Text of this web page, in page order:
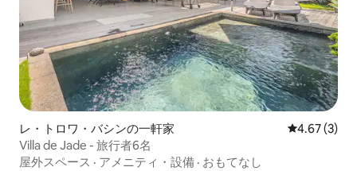
レ・トロワ・バシンの一軒家 レビュー3
4.67 (3)
Villa de Jade - 旅行者6名
屋外スペース · アメニティ・設備 · おもてなし